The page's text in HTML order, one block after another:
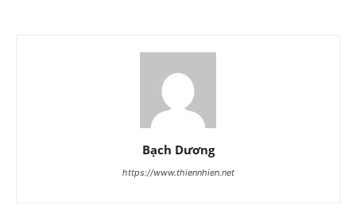
Bạch Dương
https://www.thiennhien.net